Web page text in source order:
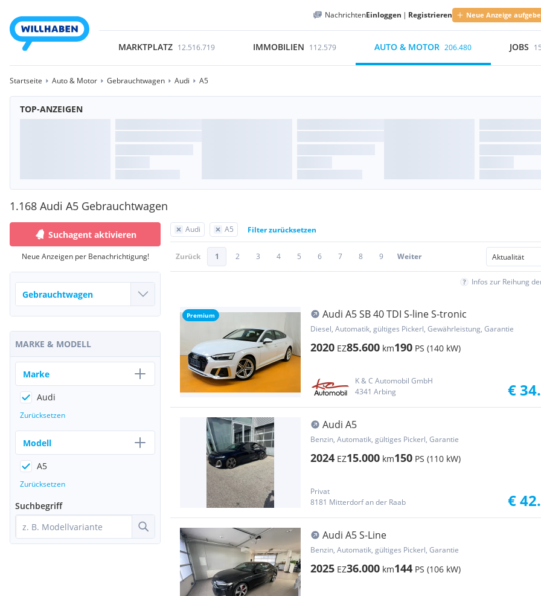
NachrichtenEinloggen | Registrieren Neue Anzeige
MARKTPLATZ 12.516.719 IMMOBILIEN 112.579 AUTO & MOTOR 206.480 JOBS
Startseite Auto & Motor Gebrauchtwagen Audi A5
TOP-ANZEIGEN
1.168 Audi A5 Gebrauchtwagen
Audi A5 Filter zurücksetzen
Zurück 1 2 3 4 5 6 7 8 9 Weiter
Infos zur Reihung
Premium Audi A5 SB 40 TDI S-line S-tronic
Diesel, Automatik, gültiges Pickerl, Gewährleistung, Garantie
2020 EZ85.600 km190 PS (140 kW)
K & C Automobil GmbH
4341 Arbing
€
Audi A5
Benzin, Automatik, gültiges Pickerl, Garantie
2024 EZ15.000 km150 PS (110 kW)
Privat
8181 Mitterdorf an der Raab
€
Audi A5 S-Line
Benzin, Automatik, gültiges Pickerl, Garantie
2025 EZ36.000 km144 PS (106 kW)
Suchagent aktivieren
Neue Anzeigen per Benachrichtigung!
MARKE & MODELL
Marke
Audi
Zurücksetzen
Modell
A5
Zurücksetzen
Suchbegriff